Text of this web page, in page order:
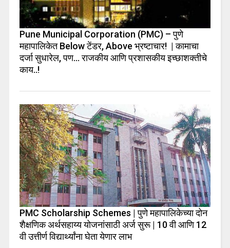
Pune Municipal Corporation (PMC) – पुणे
महापालिकेत Below टेंडर, Above भ्रष्टाचार! | कामाचा
दर्जा सुधारेल, पण… राजकीय आणि प्रशासकीय इच्छाशक्तीचे
काय..!
PMC Scholarship Schemes | पुणे महापालिकेच्या दोन
शैक्षणिक अर्थसहाय्य योजनांसाठी अर्ज सुरू | 10 वी आणि 12
वी उत्तीर्ण विद्यार्थ्यांना घेता येणार लाभ